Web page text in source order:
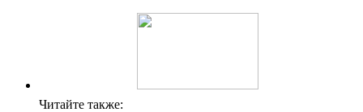
Читайте также: